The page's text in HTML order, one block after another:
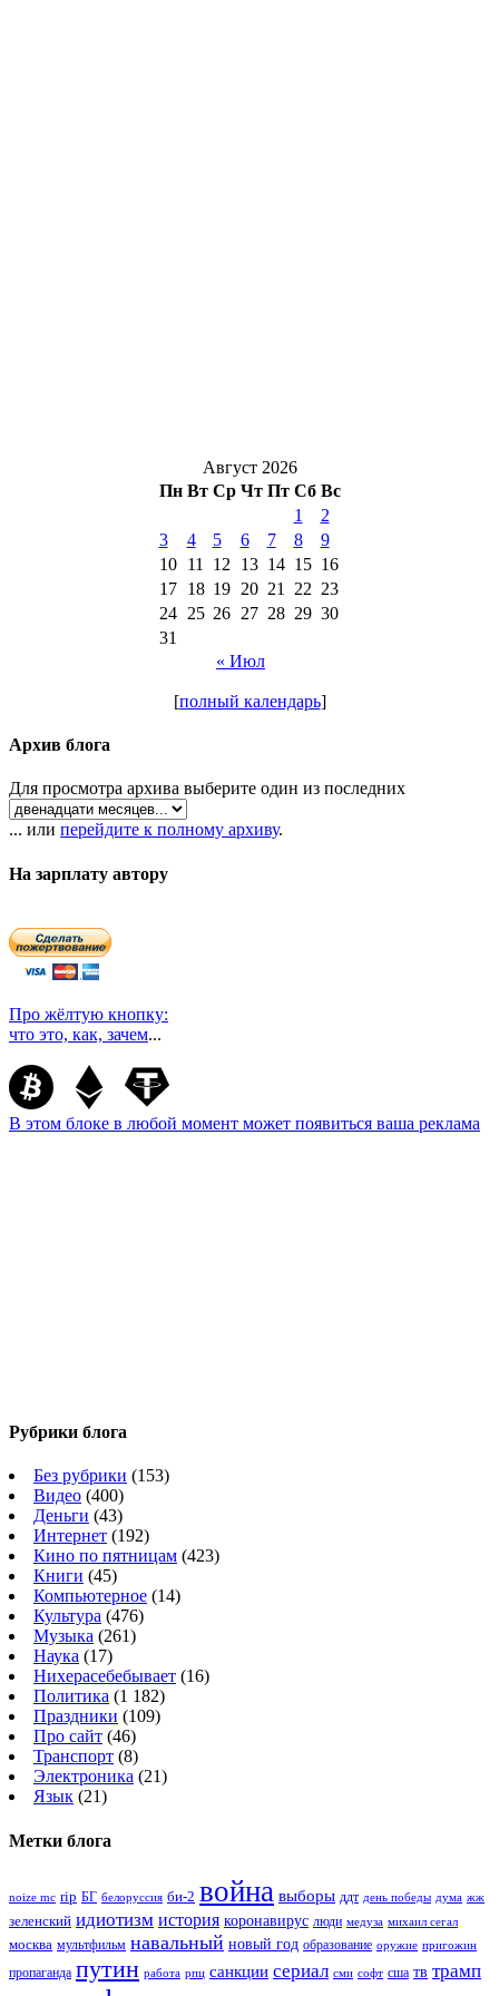
Август 2026
Пн Вт Ср Чт Пт Сб Вс
1
2
3
4 5 6 7 8
9
10
11 12 13 14 15 16
17
18 19 20 21 22 23
24
25 26 27 28 29 30
31
« Июл
[полный календарь]
Архив блога
Для просмотра архива выберите один из последних
... или перейдите к полному архиву.
На зарплату автору
Про жёлтую кнопку:
что это, как, зачем...
В этом блоке в любой момент может появиться ваша реклама
Рубрики блога
Без рубрики (153)
Видео (400)
Деньги (43)
Интернет (192)
Кино по пятницам (423)
Книги (45)
Компьютерное (14)
Культура (476)
Музыка (261)
Наука (17)
Нихерасебебывает (16)
Политика (1 182)
Праздники (109)
Про сайт (46)
Транспорт (8)
Электроника (21)
Язык (21)
Метки блога
noize mc rip БГ белоруссия би-2 война выборы ддт день победы дума жж
зеленский идиотизм история коронавирус люди медуза михаил сегал
москва мультфильм навальный новый год образование оружие пригожин
пропаганда путин работа рпц санкции сериал сми софт сша тв трамп